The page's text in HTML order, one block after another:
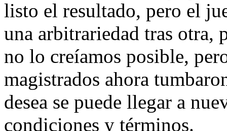
listo el resultado, pero el
una arbitrariedad tras otra,
no lo creíamos posible,
magistrados ahora
desea se puede llegar a
condiciones y términos.